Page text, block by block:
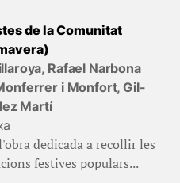
de la Comunitat
Rafael Narbona
i Monfort, Gil-
Martí
dedicada a recollir les
festives populars...